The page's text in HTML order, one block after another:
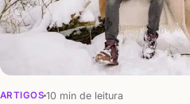
ARTIGOS 10 min de leitura